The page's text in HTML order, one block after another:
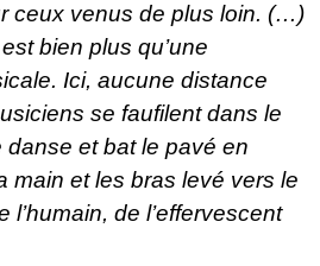
ceux venus de plus loin. (…)
bien plus qu’une
Ici, aucune distance
se faufilent dans le
danse et bat le pavé en
main et les bras levé vers le
l’humain, de l’effervescent